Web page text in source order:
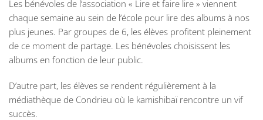
Les bénévoles de l’association « Lire et faire lire » viennent
chaque semaine au sein de l’école pour lire des albums à nos
plus jeunes. Par groupes de 6, les élèves profitent pleinement
de ce moment de partage. Les bénévoles choisissent les
albums en fonction de leur public.
D’autre part, les élèves se rendent régulièrement à la
médiathèque de Condrieu où le kamishibaï rencontre un vif
succès.